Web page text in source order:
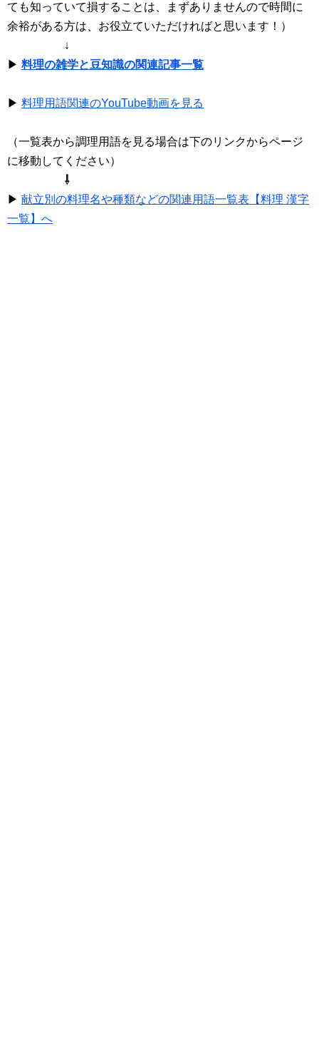
ても知っていて損することは、まずありませんので時間に
余裕がある方は、お役立ていただければと思います！）
↓
▶ 料理の雑学と豆知識の関連記事一覧
▶ 料理用語関連のYouTube動画を見る
（一覧表から調理用語を見る場合は下のリンクからページ
に移動してください）
⇩
▶ 献立別の料理名や種類などの関連用語一覧表【料理 漢字
一覧】へ